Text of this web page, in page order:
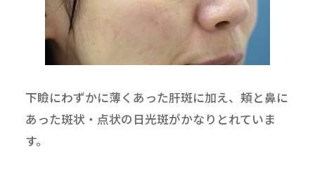
下瞼にわずかに薄くあった肝斑に加え、頬と鼻に
あった斑状・点状の日光斑がかなりとれていま
す。